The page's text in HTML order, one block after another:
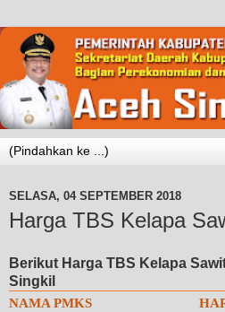
SELASA, 04 SEPTEMBER 2018
Harga TBS Kelapa
Berikut Harga TBS Kelapa
Singkil
NAMA PMKS